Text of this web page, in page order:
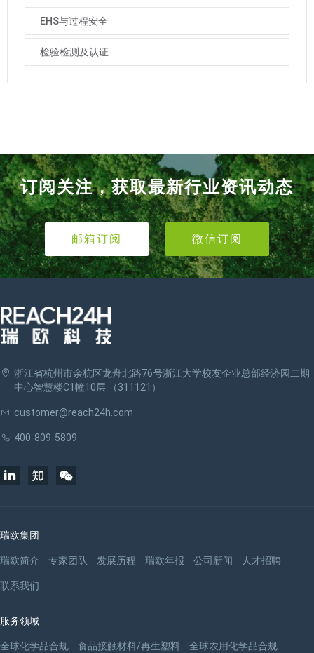
EHS与过程安全
检验检测及认证
订阅关注，获取最新行业资讯动态
邮箱订阅 微信订阅
浙江省杭州市余杭区龙舟北路76号浙江大学校友企业总部经济园二期
中心智慧楼C1幢10层 （311121）
customer@reach24h.com
400-809-5809
瑞欧集团
瑞欧简介 专家团队 发展历程 瑞欧年报 公司新闻 人才招聘
联系我们
服务领域
全球化学品合规 食品接触材料/再生塑料 全球农用化学品合规